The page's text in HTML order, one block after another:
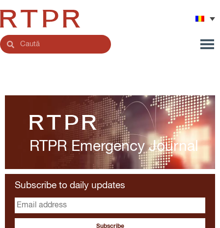
RTPR EmergencyJournal
Subscribe to daily updates